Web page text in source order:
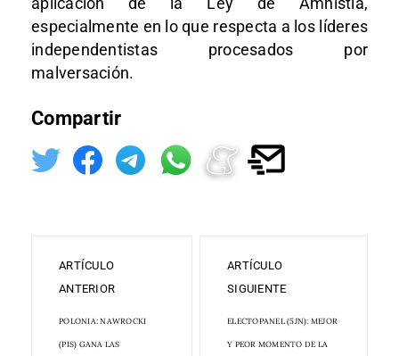
especialmente en lo que respecta a los líderes
independentistas procesados por
malversación.
Compartir
ARTÍCULO
ANTERIOR
POLONIA: NAWROCKI
(PIS) GANA LAS
ARTÍCULO
SIGUIENTE
ELECTOPANEL (5JN): MEJOR
Y PEOR MOMENTO DE LA